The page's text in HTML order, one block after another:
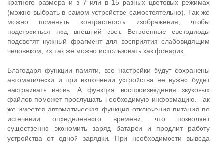
кратного размера и в 7 или в 15 разных цветовых режимах
(можно выбрать в самом устройстве самостоятельно). Так же
можно поменять контрастность изображения, чтобы
подстроиться под внешний свет. Встроенные светодиоды
подсветят нужный фрагмент для восприятия слабовидящим
человеком, их так же можно использовать как фонарик.
Благодаря функции памяти, все настройки будут сохранены
автоматически и при включении устройства не нужно будет
настраивать вновь. А функция воспроизведения звуковых
файлов поможет прослушать необходимую информацию. Так
же имеется автоматическая функция отключения питания по
истечении определенного времени, что позволяет
существенно экономить заряд батареи и продлит работу
устройства от одной зарядки. При необходимости вывода